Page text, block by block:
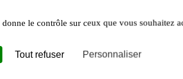
le contrôle sur ceux que vous souhaitez
Tout refuser Personnaliser